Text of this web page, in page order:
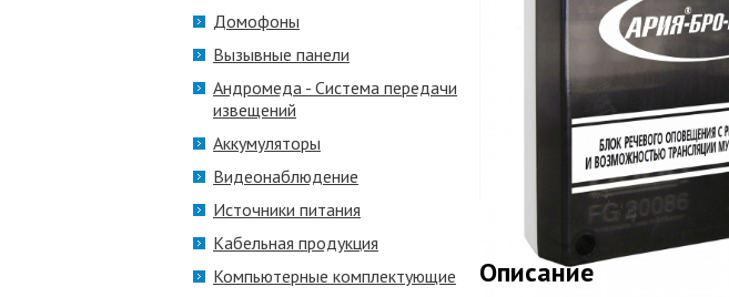
Описание
Домофоны
Вызывные панели
Андромеда - Система передачи
извещений
Аккумуляторы
Видеонаблюдение
Источники питания
Кабельная продукция
Компьютерные комплектующие